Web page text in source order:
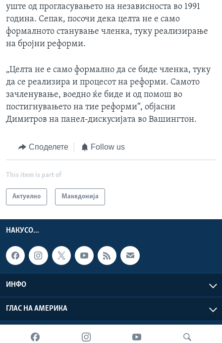
уште од прогласувањето на независноста во 1991
година. Сепак, посочи дека целта не е само
формалното станување членка, туку реализирање
на бројни реформи.
„Целта не е само формално да се биде членка, туку
да се реализира и процесот на реформи. Самото
зачленување, воедно ќе биде и од помош во
постигнувањето на тие реформи“, објасни
Димитров на панел-дискусијата во Вашингтон.
Споделете Follow us
This item is part of
Актуелно Македонија
НАКУСО...
ИНФО
ГЛАС НА АМЕРИКА
Глас на Америка © 2026 VOA, Inc. Сите права задржани.